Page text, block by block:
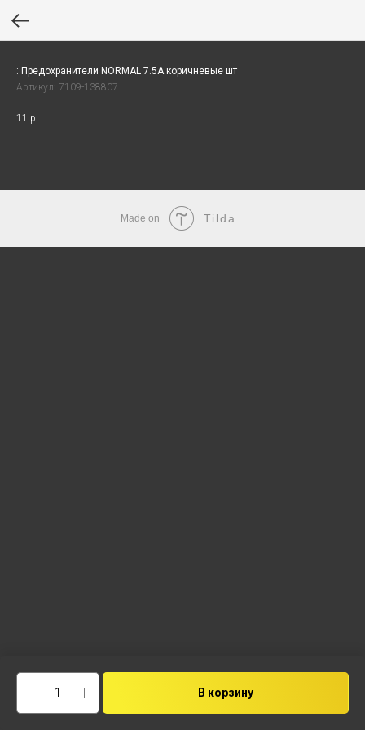
: Предохранители NORMAL 7.5А коричневые шт
Артикул: 7109-138807
11 р.
В корзину
Made on Tilda